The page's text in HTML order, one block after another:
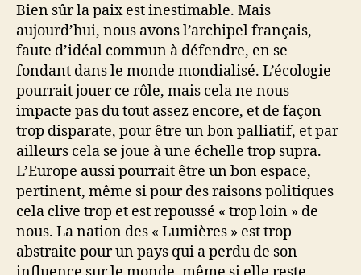
Bien sûr la paix est inestimable. Mais
aujourd’hui, nous avons l’archipel français,
faute d’idéal commun à défendre, en se
fondant dans le monde mondialisé. L’écologie
pourrait jouer ce rôle, mais cela ne nous
impacte pas du tout assez encore, et de façon
trop disparate, pour être un bon palliatif, et par
ailleurs cela se joue à une échelle trop supra.
L’Europe aussi pourrait être un bon espace,
pertinent, même si pour des raisons politiques
cela clive trop et est repoussé « trop loin » de
nous. La nation des « Lumières » est trop
abstraite pour un pays qui a perdu de son